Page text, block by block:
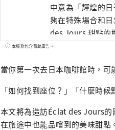
中意為「輝煌的
夠在特殊場合和日
des Jours 甜點的
以在法國研修時
標是成為一家綜
天早上在店內烘焙
來，我們計劃擴
統的同時，也不
本服務包含贊助廣告。
當你第一次去日本咖啡館時，可
「如何找到座位？」「什麼時
本文將為造訪Éclat des Jours的
在旅途中也能品嚐到的美味甜點